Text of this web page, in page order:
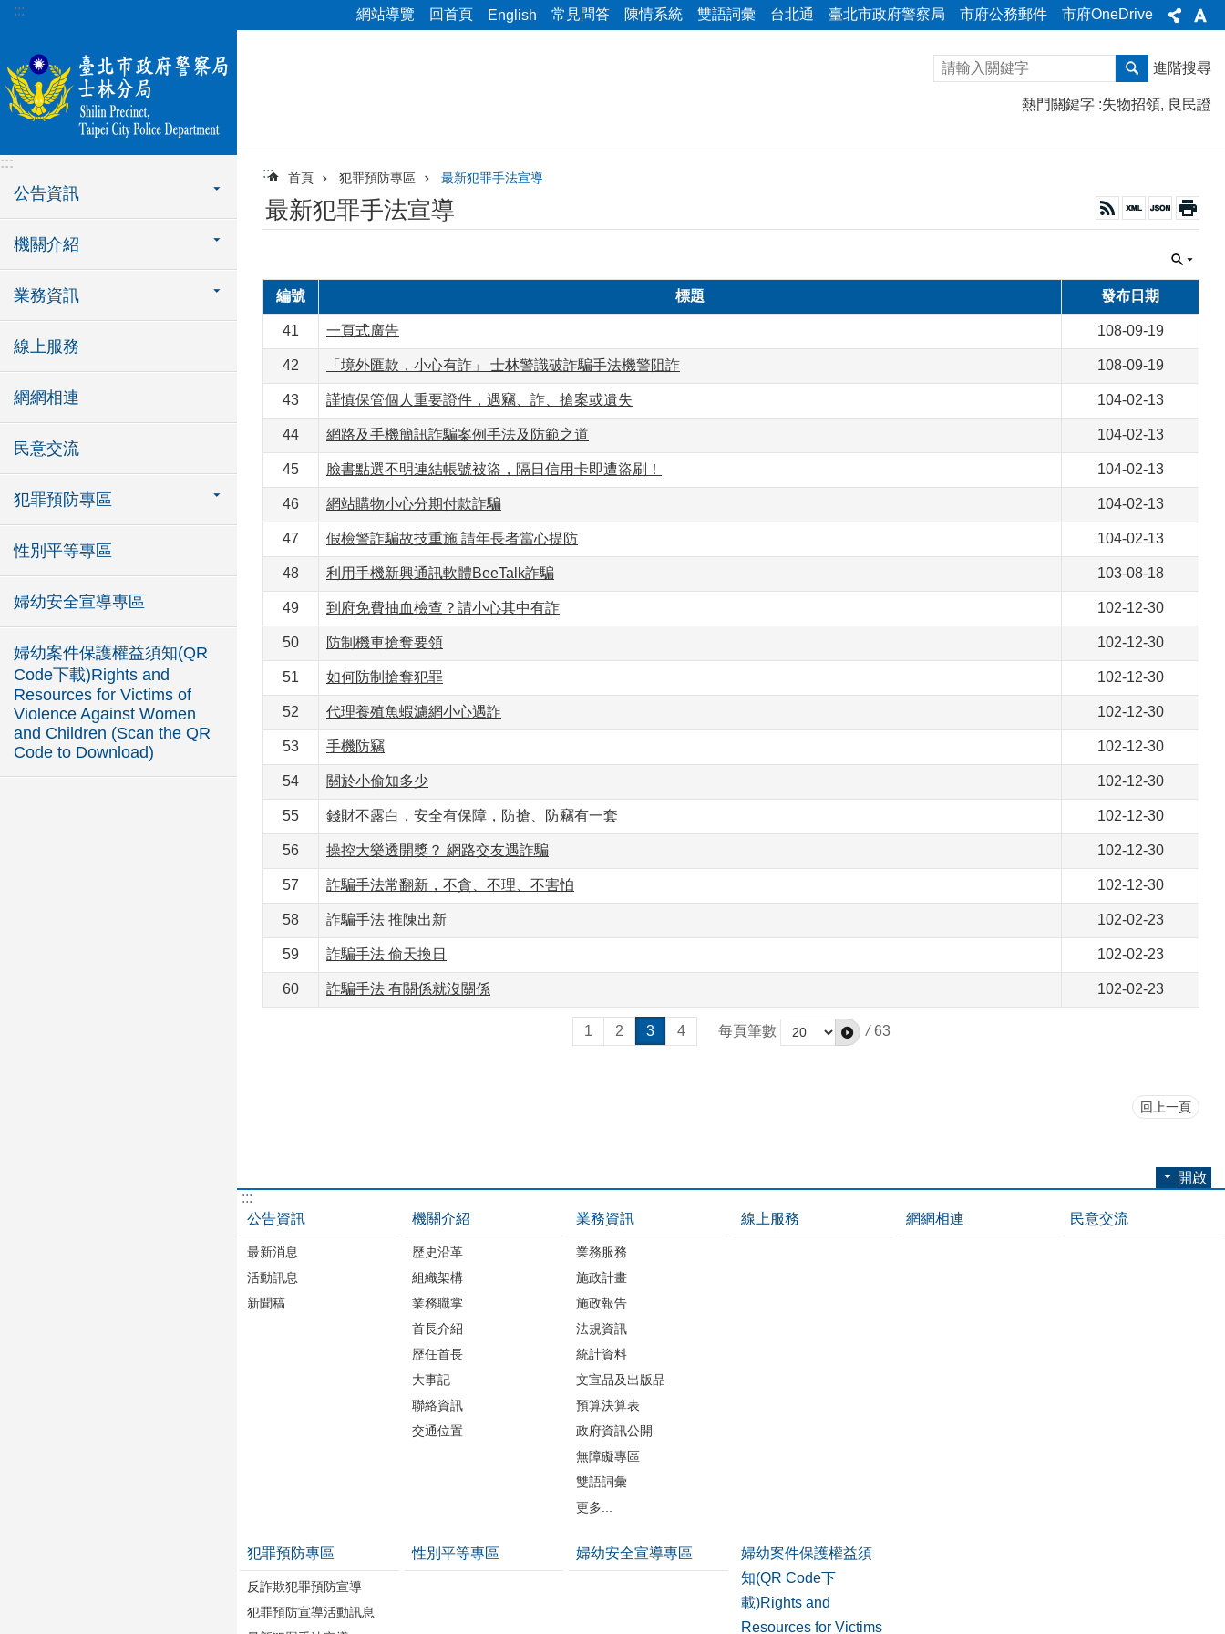
跳到主要內容區塊
::: 網站導覽 回首頁 English 常見問答 陳情系統 雙語詞彙 台北通 臺北市政府警察局 市府公務郵件 市府OneDrive
:::
公告資訊
機關介紹
業務資訊
線上服務
網網相連
民意交流
犯罪預防專區
性別平等專區
婦幼安全宣導專區
婦幼案件保護權益須知(QR
Code下載)Rights and
Resources for Victims of
Violence Against Women
and Children (Scan the QR
Code to Download)
進階搜尋
熱門關鍵字 失物招領 良民證
::: 首頁 犯罪預防專區 最新犯罪手法宣導
最新犯罪手法宣導
編號 標題 發布日期
41 一頁式廣告 108-09-19
42 「境外匯款，小心有詐」 士林警識破詐騙手法機警阻詐 108-09-19
43 謹慎保管個人重要證件，遇竊、詐、搶案或遺失 104-02-13
44 網路及手機簡訊詐騙案例手法及防範之道 104-02-13
45 臉書點選不明連結帳號被盜，隔日信用卡即遭盜刷！ 104-02-13
46 網站購物小心分期付款詐騙 104-02-13
47 假檢警詐騙故技重施 請年長者當心提防 104-02-13
48 利用手機新興通訊軟體BeeTalk詐騙 103-08-18
49 到府免費抽血檢查？請小心其中有詐 102-12-30
50 防制機車搶奪要領 102-12-30
51 如何防制搶奪犯罪 102-12-30
52 代理養殖魚蝦濾網小心遇詐 102-12-30
53 手機防竊 102-12-30
54 關於小偷知多少 102-12-30
55 錢財不露白，安全有保障，防搶、防竊有一套 102-12-30
56 操控大樂透開獎？ 網路交友遇詐騙 102-12-30
57 詐騙手法常翻新，不貪、不理、不害怕 102-12-30
58 詐騙手法 推陳出新 102-02-23
59 詐騙手法 偷天換日 102-02-23
60 詐騙手法 有關係就沒關係 102-02-23
1 2 3 4 每頁筆數 / 63
回上一頁
開啟
:::
公告資訊
最新消息
活動訊息
新聞稿
機關介紹
歷史沿革
組織架構
業務職掌
首長介紹
歷任首長
大事記
聯絡資訊
交通位置
業務資訊
業務服務
施政計畫
施政報告
法規資訊
統計資料
文宣品及出版品
預算決算表
政府資訊公開
無障礙專區
雙語詞彙
更多...
線上服務 網網相連 民意交流
犯罪預防專區
反詐欺犯罪預防宣導
犯罪預防宣導活動訊息
性別平等專區 婦幼安全宣導專區
婦幼案件保護權益須
知(QR Code下
載)Rights and
Resources for Victims